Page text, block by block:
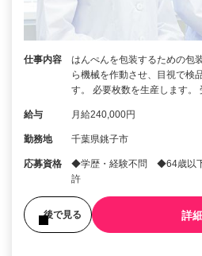
仕事内容
はんぺんを包装するための包
ら機械を作動させ、目視で検
す。 必要枚数を生産します
給与 月給240,000円
勤務地 千葉県銚子市
応募資格
◆学歴・経験不問 ◆64歳以
許
後で見る 詳